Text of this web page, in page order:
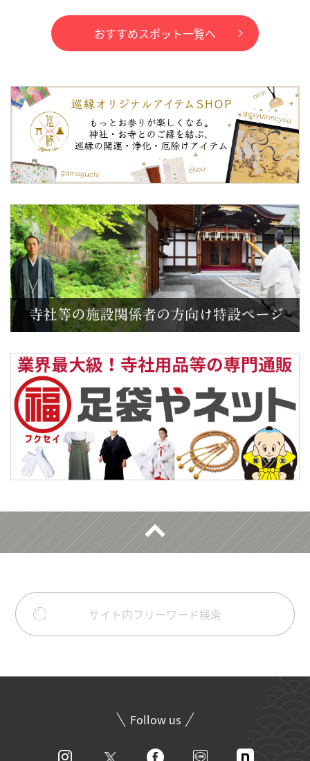
おすすめスポット一覧へ
Follow us